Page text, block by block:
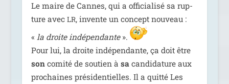
Le maire de Cannes, qui a offi­cia­li­sé sa rup­
ture avec LR, invente un concept nou­veau :
« la droite indé­pen­dante».
Pour lui, la droite indé­pen­dante, ça doit être
soncomi­té de sou­tien à sa can­di­da­ture aux
pro­chaines pré­si­den­tielles. Il a quit­té Les